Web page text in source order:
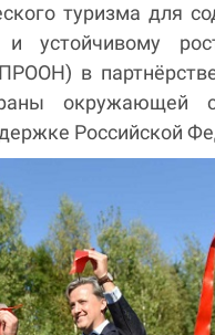
туризма для
устойчивому
в
окружающей
Российской